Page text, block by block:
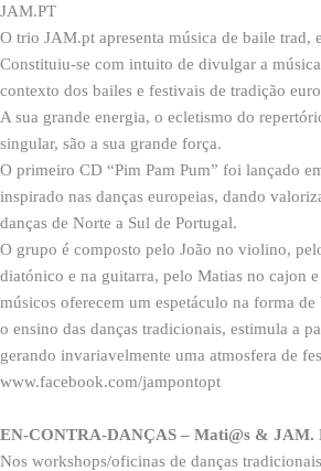
JAM.PT
O trio JAM.pt apresenta música de baile trad,
Constituiu-se com intuito de divulgar a
contexto dos bailes e festivais de tradição
A sua grande energia, o ecletismo do
singular, são a sua grande força.
O primeiro CD “Pim Pam Pum” foi lançado
inspirado nas danças europeias, dando
danças de Norte a Sul de Portugal.
O grupo é composto pelo João no violino,
diatónico e na guitarra, pelo Matias no cajon e
músicos oferecem um espetáculo na forma
o ensino das danças tradicionais, estimula a
gerando invariavelmente uma atmosfera de
www.facebook.com/jampontopt
EN-CONTRA-DANÇAS – Mati@s & JAM.
Nos workshops/oficinas de danças